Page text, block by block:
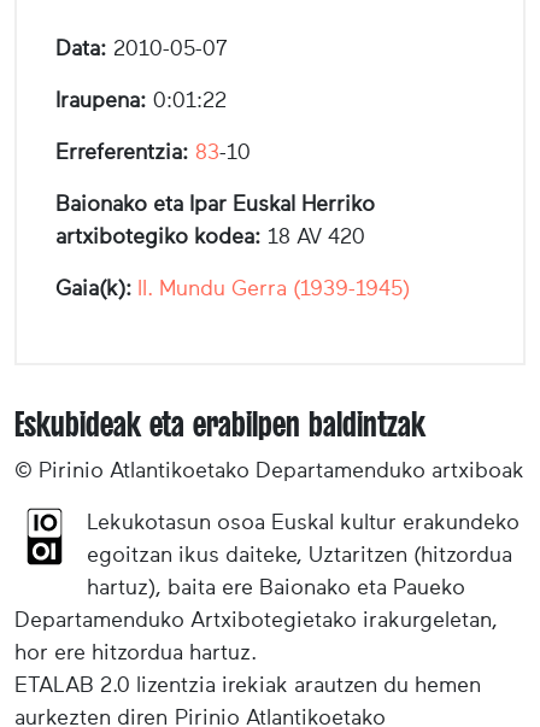
Data: 2010-05-07
Iraupena: 0:01:22
Erreferentzia: 83-10
Baionako eta Ipar Euskal Herriko
artxibotegiko kodea: 18 AV 420
Gaia(k): II. Mundu Gerra (1939-1945)
Eskubideak eta erabilpen baldintzak
© Pirinio Atlantikoetako Departamenduko artxiboak
Lekukotasun osoa Euskal kultur erakundeko
egoitzan ikus daiteke, Uztaritzen (hitzordua
hartuz), baita ere Baionako eta Paueko
Departamenduko Artxibotegietako irakurgeletan,
hor ere hitzordua hartuz.
ETALAB 2.0 lizentzia irekiak arautzen du hemen
aurkezten diren Pirinio Atlantikoetako